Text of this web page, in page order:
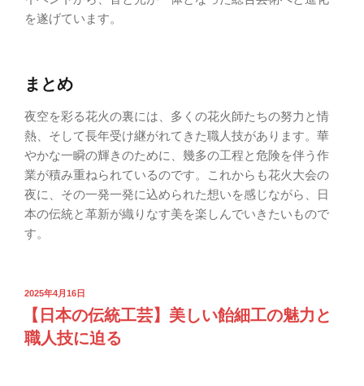
を遂げています。
まとめ
夜空を彩る花火の裏には、多くの花火師たちの努力と情
熱、そして長年受け継がれてきた職人技があります。華
やかな一瞬の輝きのために、幾多の工程と危険を伴う作
業が積み重ねられているのです。これからも花火大会の
夜に、その一発一発に込められた想いを感じながら、日
本の伝統と革新が織りなす美を楽しんでいきたいもので
す。
2025年4月16日
【日本の伝統工芸】美しい飴細工の魅力と
職人技に迫る